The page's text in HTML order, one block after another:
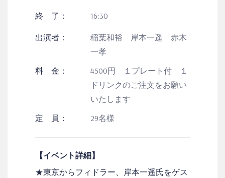
終 了： 16:30
出演者：
稲葉和裕 岸本一遥 赤木
一孝
料 金：
4500円 １プレート付 １
ドリンクのご注文をお願い
いたします
定 員：
29名様
【イベント詳細】
★東京からフィドラー、岸本一遥氏をゲス